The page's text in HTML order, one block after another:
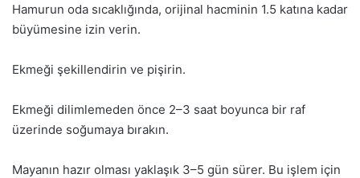
Hamurun oda sıcaklığında, orijinal hacminin 1.5 katına kadar
büyümesine izin verin.
Ekmeği şekillendirin ve pişirin.
Ekmeği dilimlemeden önce 2–3 saat boyunca bir raf
üzerinde soğumaya bırakın.
Mayanın hazır olması yaklaşık 3–5 gün sürer. Bu işlem için